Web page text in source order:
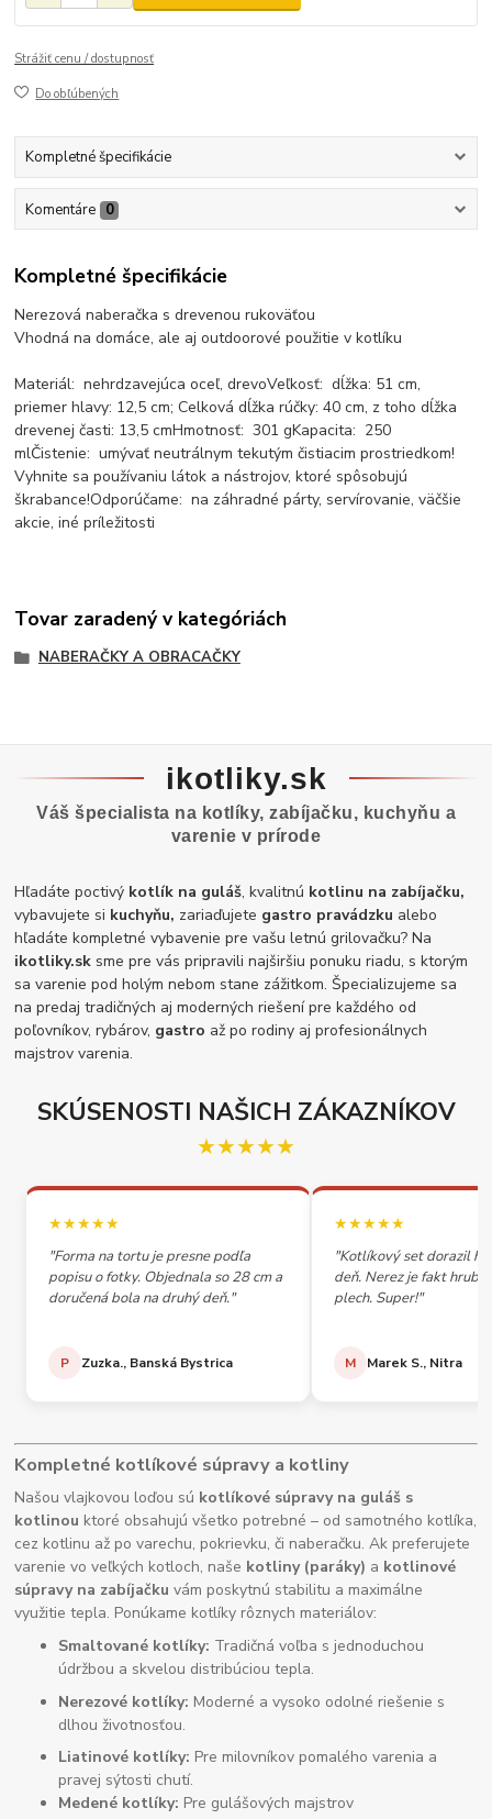
Strážiť cenu / dostupnosť
Do obľúbených
Kompletné špecifikácie
Komentáre 0
Kompletné špecifikácie
Nerezová naberačka s drevenou rukoväťou
Vhodná na domáce, ale aj outdoorové použitie v kotlíku
Materiál: nehrdzavejúca oceľ, drevoVeľkosť: dĺžka: 51 cm,
priemer hlavy: 12,5 cm; Celková dĺžka rúčky: 40 cm, z toho dĺžka
drevenej časti: 13,5 cmHmotnosť: 301 gKapacita: 250
mlČistenie: umývať neutrálnym tekutým čistiacim prostriedkom!
Vyhnite sa používaniu látok a nástrojov, ktoré spôsobujú
škrabance!Odporúčame: na záhradné párty, servírovanie, väčšie
akcie, iné príležitosti
Tovar zaradený v kategóriách
NABERAČKY A OBRACAČKY
ikotliky.sk
Váš špecialista na kotlíky, zabíjačku, kuchyňu a
varenie v prírode
Hľadáte poctivý kotlík na guláš, kvalitnú kotlinu na zabíjačku,
vybavujete si kuchyňu, zariaďujete gastro pravádzku alebo
hľadáte kompletné vybavenie pre vašu letnú grilovačku? Na
ikotliky.sk sme pre vás pripravili najširšiu ponuku riadu, s ktorým
sa varenie pod holým nebom stane zážitkom. Špecializujeme sa
na predaj tradičných aj moderných riešení pre každého od
poľovníkov, rybárov, gastro až po rodiny aj profesionálnych
majstrov varenia.
SKÚSENOSTI NAŠICH ZÁKAZNÍKOV
★★★★★
★★★★★
"Forma na tortu je presne podľa
popisu o fotky. Objednala so 28 cm a
doručená bola na druhý deň."
P Zuzka., Banská Bystrica
★★★★★
"Kotlíkový set dorazil
deň. Nerez je fakt
plech. Super!"
M Marek S., Nitra
Kompletné kotlíkové súpravy a kotliny
Našou vlajkovou loďou sú kotlíkové súpravy na guláš s
kotlinou ktoré obsahujú všetko potrebné – od samotného kotlíka,
cez kotlinu až po varechu, pokrievku, či naberačku. Ak preferujete
varenie vo veľkých kotloch, naše kotliny (paráky) a kotlinové
súpravy na zabíjačku vám poskytnú stabilitu a maximálne
využitie tepla. Ponúkame kotlíky rôznych materiálov:
Smaltované kotlíky: Tradičná voľba s jednoduchou
údržbou a skvelou distribúciou tepla.
Nerezové kotlíky: Moderné a vysoko odolné riešenie s
dlhou životnosťou.
Liatinové kotlíky: Pre milovníkov pomalého varenia a
pravej sýtosti chutí.
Medené kotlíky: Pre gulášových majstrov